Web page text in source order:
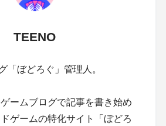
TEENO
「ぼどろぐ」管理人。
ームブログで記事を書き始め
ゲームの特化サイト「ぼどろ